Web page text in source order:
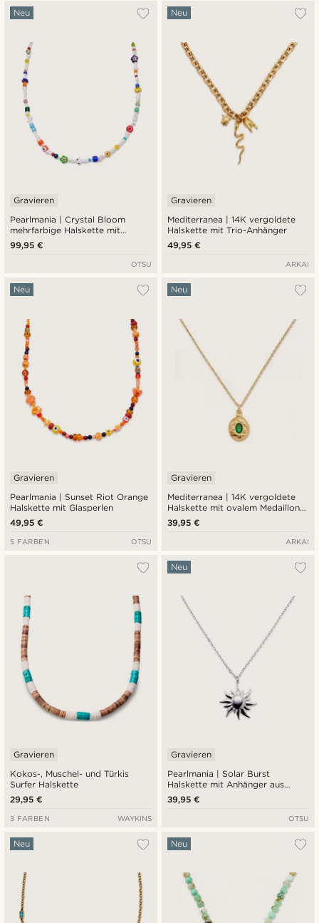
Pearlmania | Crystal Bloom
mehrfarbige Halskette mit
Süßwasserperlen und Glasperlen
Neu
Gravieren
99,95 €
OTSU
Mediterranea | 14K vergoldete
Halskette mit Trio-Anhänger
Neu
Gravieren
49,95 €
ARKAI
Pearlmania | Sunset Riot Orange
Halskette mit Glasperlen
Neu
Gravieren
49,95 €
5 FARBEN OTSU
Mediterranea | 14K vergoldete
Halskette mit ovalem Medaillon
und smaragdgrünem Zirkonia
Neu
Gravieren
39,95 €
ARKAI
Kokos-, Muschel- und Türkis
Surfer Halskette
Gravieren
29,95 €
3 FARBEN WAYKINS
Pearlmania | Solar Burst
Halskette mit Anhänger aus
Edelstahl
Neu
Gravieren
39,95 €
OTSU
Neu Neu